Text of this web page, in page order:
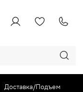
Доставка/Подъем